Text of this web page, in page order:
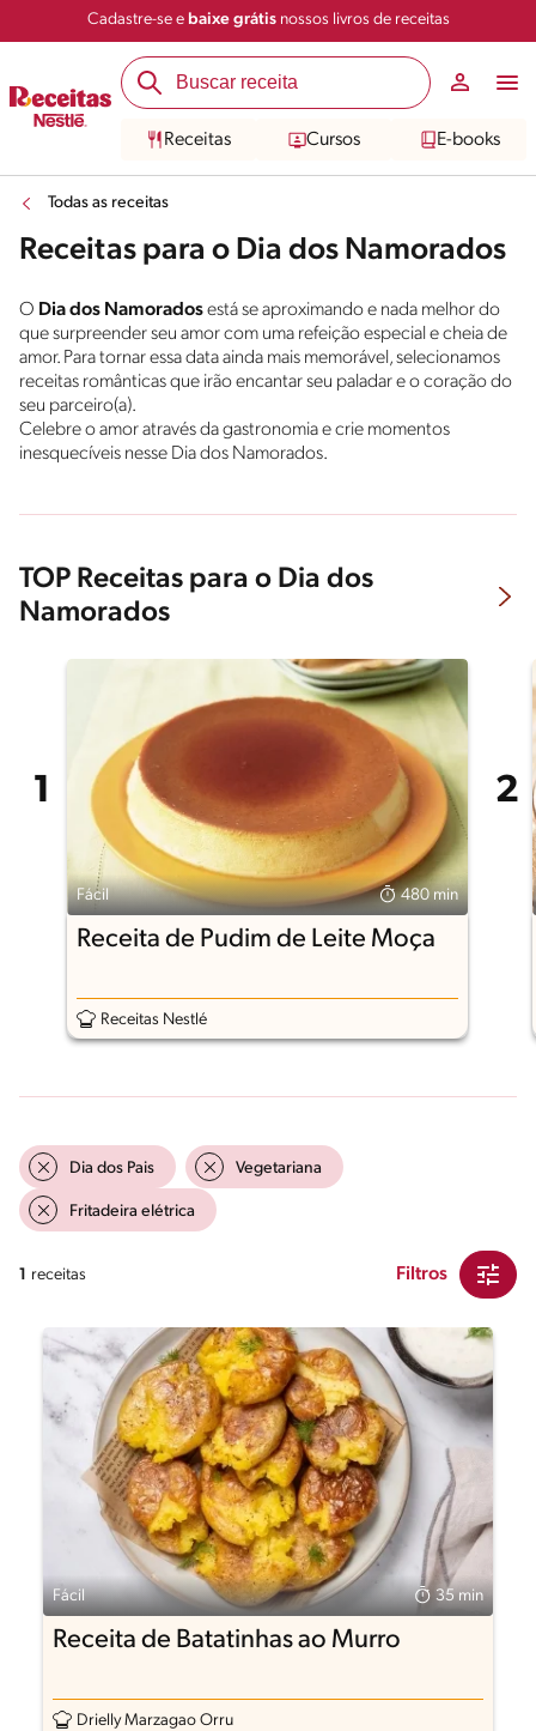
Cadastre-se e baixe grátisnossos livros de receitas
Receitas Cursos E-books
Todas as receitas
Receitas para o Dia dos Namorados
O Dia dos Namoradosestá se aproximando e nada melhor do
que surpreender seu amor com uma refeição especial e cheia de
amor. Para tornar essa data ainda mais memorável, selecionamos
receitas românticas que irão encantar seu paladar e o coração do
seu parceiro(a).
Celebre o amor através da gastronomia e crie momentos
inesquecíveis nesse Dia dos Namorados.
TOP Receitas para o Dia dos
Namorados
Fácil 480 min
Receita de Pudim de Leite Moça
Receitas Nestlé
Dia dos Pais Vegetariana
Fritadeira elétrica
1 receitas Filtros
Fácil 35 min
Receita de Batatinhas ao Murro
Drielly Marzagao Orru